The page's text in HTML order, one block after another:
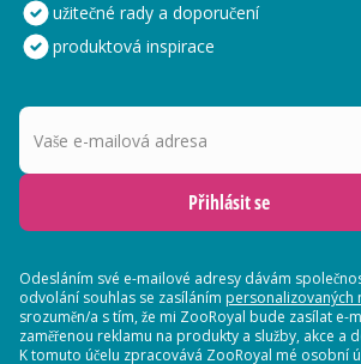
užitečné rady a doporučení
produktová inspirace
Vaše e-mailová adresa
Přihlásit se
Odesláním své e-mailové adresy dávám
odvolání souhlas se zasíláním personalizovaných
srozuměn/a s tím, že mi ZooRoyal bude zasílat e-
zaměřenou reklamu na produkty a služby, akce a
K tomuto účelu zpracovává ZooRoyal mé osobní